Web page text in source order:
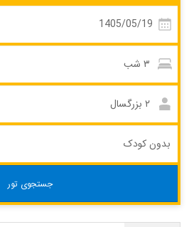
جستجوی تور